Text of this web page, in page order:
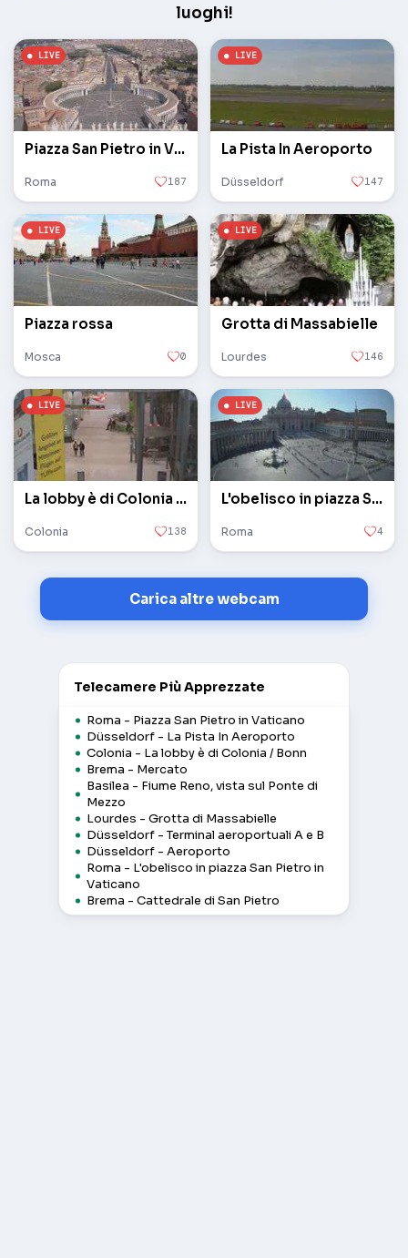
luoghi!
Piazza San Pietro in Vaticano
Roma 187
La Pista In Aeroporto
Düsseldorf 147
Piazza rossa
Mosca 0
Grotta di Massabielle
Lourdes 146
La lobby è di Colonia / Bonn
Colonia 138
L'obelisco in piazza San Pietro in Vaticano
Roma 4
Carica altre webcam
Telecamere Più Apprezzate
Roma - Piazza San Pietro in Vaticano
Düsseldorf - La Pista In Aeroporto
Colonia - La lobby è di Colonia / Bonn
Brema - Mercato
Basilea - Fiume Reno, vista sul Ponte di
Mezzo
Lourdes - Grotta di Massabielle
Düsseldorf - Terminal aeroportuali A e B
Düsseldorf - Aeroporto
Roma - L'obelisco in piazza San Pietro in
Vaticano
Brema - Cattedrale di San Pietro